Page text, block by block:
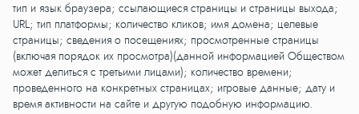
тип и язык браузера; ссылающиеся страницы и страницы выхода;
URL; тип платформы; количество кликов; имя домена; целевые
страницы; сведения о посещениях; просмотренные страницы
(включая порядок их просмотра)(данной информацией Обществом
может делиться с третьими лицами); количество времени;
проведенного на конкретных страницах; игровые данные; дату и
время активности на сайте и другую подобную информацию.